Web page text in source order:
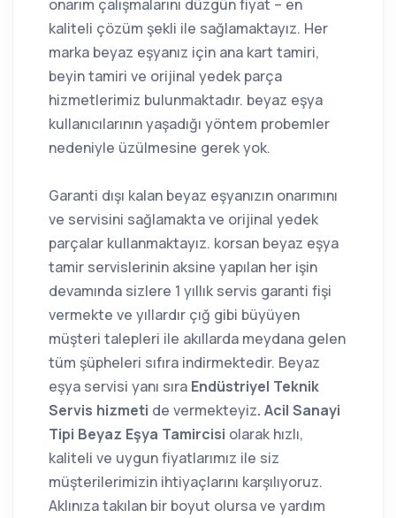
onarım çalışmalarını düzgün fiyat – en
kaliteli çözüm şekli ile sağlamaktayız. Her
marka beyaz eşyanız için ana kart tamiri,
beyin tamiri ve orijinal yedek parça
hizmetlerimiz bulunmaktadır. beyaz eşya
kullanıcılarının yaşadığı yöntem probemler
nedeniyle üzülmesine gerek yok.
Garanti dışı kalan beyaz eşyanızın onarımını
ve servisini sağlamakta ve orijinal yedek
parçalar kullanmaktayız. korsan beyaz eşya
tamir servislerinin aksine yapılan her işin
devamında sizlere 1 yıllık servis garanti fişi
vermekte ve yıllardır çığ gibi büyüyen
müşteri talepleri ile akıllarda meydana gelen
tüm şüpheleri sıfıra indirmektedir. Beyaz
eşya servisi yanı sıra Endüstriyel Teknik
Servis hizmeti de vermekteyiz. Acil Sanayi
Tipi Beyaz Eşya Tamircisi olarak hızlı,
kaliteli ve uygun fiyatlarımız ile siz
müşterilerimizin ihtiyaçlarını karşılıyoruz.
Aklınıza takılan bir boyut olursa ve yardım